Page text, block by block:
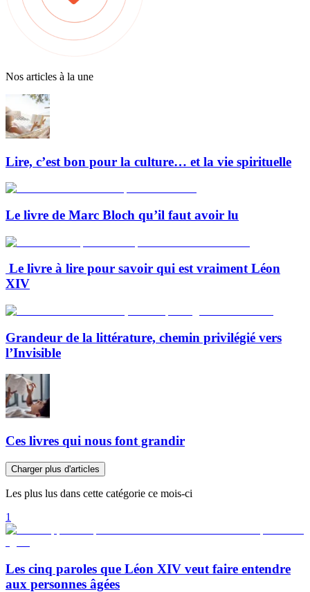
Nos articles à la une
Lire, c’est bon pour la culture… et la vie spirituelle
Le livre de Marc Bloch qu’il faut avoir lu
Le livre à lire pour savoir qui est vraiment Léon
XIV
Grandeur de la littérature, chemin privilégié vers
l’Invisible
Ces livres qui nous font grandir
Charger plus d'articles
Les plus lus dans cette catégorie ce mois-ci
1
Les cinq paroles que Léon XIV veut faire entendre
aux personnes âgées